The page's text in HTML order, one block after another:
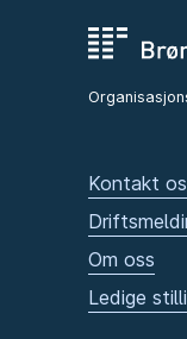
Kontakt
Om oss
Ledige